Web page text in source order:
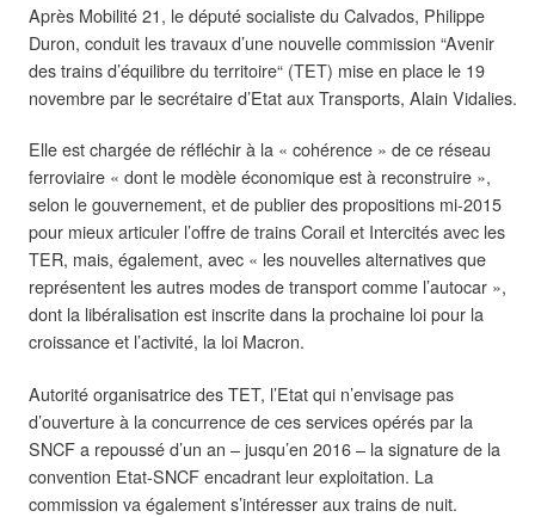
Après Mobilité 21, le député socialiste du Calvados, Philippe
Duron, conduit les travaux d’une nouvelle commission “Avenir
des trains d’équilibre du territoire“ (TET) mise en place le 19
novembre par le secrétaire d’Etat aux Transports, Alain Vidalies.
Elle est chargée de réfléchir à la « cohérence » de ce réseau
ferroviaire « dont le modèle économique est à reconstruire »,
selon le gouvernement, et de publier des propositions mi-2015
pour mieux articuler l’offre de trains Corail et Intercités avec les
TER, mais, également, avec « les nouvelles alternatives que
représentent les autres modes de transport comme l’autocar »,
dont la libéralisation est inscrite dans la prochaine loi pour la
croissance et l’activité, la loi Macron.
Autorité organisatrice des TET, l’Etat qui n’envisage pas
d’ouverture à la concurrence de ces services opérés par la
SNCF a repoussé d’un an – jusqu’en 2016 – la signature de la
convention Etat-SNCF encadrant leur exploitation. La
commission va également s’intéresser aux trains de nuit.